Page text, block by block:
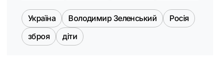
Україна Володимир Зеленський
Росія
зброя
діти